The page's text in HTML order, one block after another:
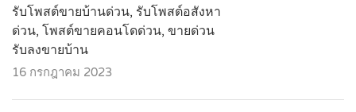
รับโพสต์ขายบ้านด่วน, รับโพสต์อสังหา
ด่วน, โพสต์ขายคอนโดด่วน, ขายด่วน
รับลงขายบ้าน
16 กรกฎาคม 2023